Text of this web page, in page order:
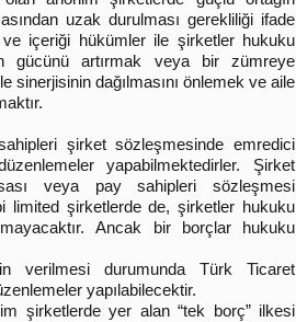
uzak durulması gerekliliği ifade
içeriği hükümler ile şirketler hukuku
gücünü artırmak veya bir zümreye
dağılmasını önlemek ve aile
şirket sözleşmesinde emredici
yapabilmektedirler. Şirket
veya pay sahipleri sözleşmesi
limited şirketlerde de, şirketler hukuku
Ancak bir borçlar hukuku
verilmesi durumunda Türk Ticaret
yapılabilecektir.
şirketlerde yer alan “tek borç” ilkesi